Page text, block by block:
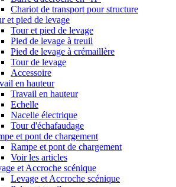
Chariot de transport pour structure
et pied de levage
Tour et pied de levage
Pied de levage à treuil
Pied de levage à crémaillère
Tour de levage
Accessoire
en hauteur
Travail en hauteur
Echelle
Nacelle électrique
Tour d'échafaudage
et pont de chargement
Rampe et pont de chargement
Voir les articles
et Accroche scénique
Levage et Accroche scénique